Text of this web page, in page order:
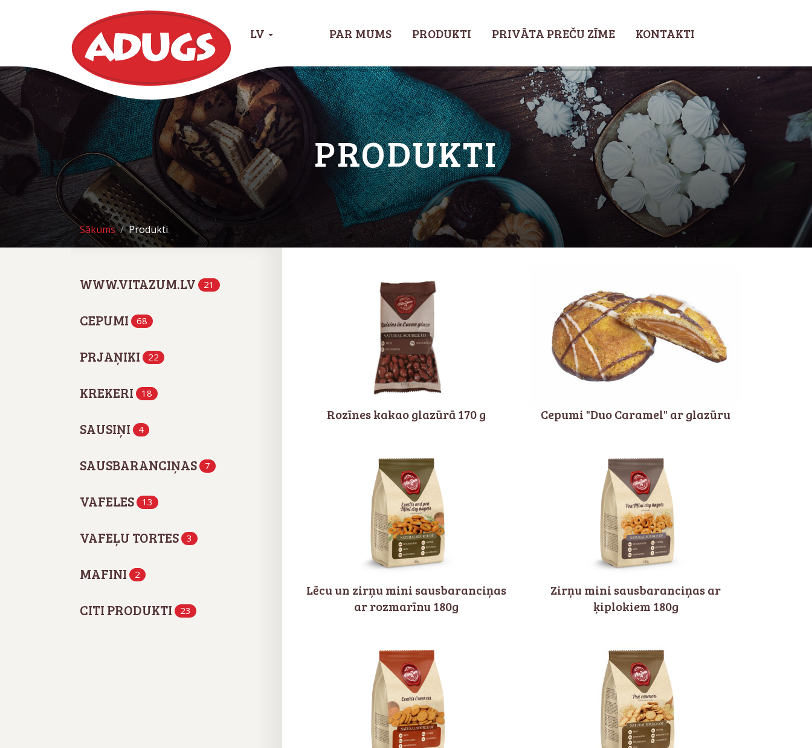
LV PAR MUMS PRODUKTI PRIVĀTA PREČU ZĪME KONTAKTI
PRODUKTI
Sākums Produkti
WWW.VITAZUM.LV 21
CEPUMI 68
PRJAŅIKI 22
KREKERI 18
SAUSIŅI 4
SAUSBARANCIŅAS 7
VAFELES 13
VAFEĻU TORTES 3
MAFINI 2
CITI PRODUKTI 23
Rozīnes kakao glazūrā 170 g Cepumi "Duo Caramel" ar glazūru
Lēcu un zirņu mini sausbaranciņas
ar rozmarīnu 180g
Zirņu mini sausbaranciņas ar
ķiplokiem 180g